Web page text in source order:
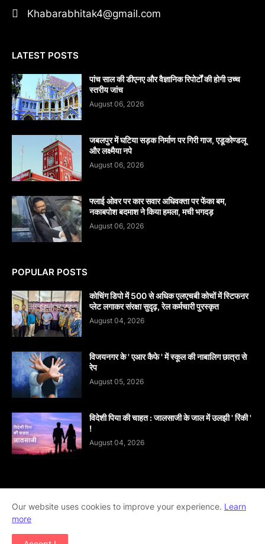
Khabarabhitak4@gmail.com
LATEST POSTS
पांच साल की डीएनए और वैज्ञानिक रिपोर्टों की होगी उच्च
स्तरीय जांच
August 06, 2026
जबलपुर में घटिया सड़क निर्माण पर गिरी गाज, एडूकोण्डलू
और लक्ष्मैया नपे
August 06, 2026
फ्लाई ओवर पर कार सवार अधिवक्ता पर फेंका बम,
नकाबपोश बदमाश ने किया हमला, मची भगदड़
August 06, 2026
POPULAR POSTS
कोचिंग डिपो में 500 से अधिक एलएचबी कोचों में स्टिफऩर
प्लेट लगाकर संरक्षा सुदृढ़, रेल कर्मचारी पुरस्कृत
August 04, 2026
विजयनगर के ' एआर कैफे ' में स्कूल की नाबालिग छात्रा से
रेप
August 05, 2026
विदेशी पिया की चाहत : जालसाजी के जाल में उलझी ' रिंकी '
!
August 04, 2026
Home About contact-us
Disclaimer
Our website uses cookies to improve your experience. Learn
more